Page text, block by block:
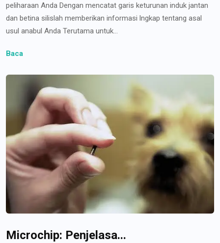
peliharaan Anda Dengan mencatat garis keturunan induk jantan
dan betina silislah memberikan informasi lngkap tentang asal
usul anabul Anda Terutama untuk...
Baca
Microchip: Penjelasa...